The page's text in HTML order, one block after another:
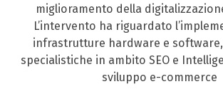
miglioramento della
L’intervento ha riguardato
infrastrutture hardware e
specialistiche in ambito SEO e
sviluppo e-commerce